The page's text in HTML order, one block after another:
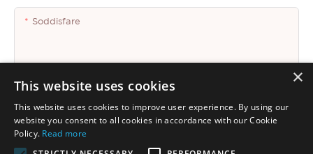
Soddisfare
Invia Domanda Ora
×
This website uses cookies
This website uses cookies to improve user experience. By using our
website you consent to all cookies in accordance with our Cookie
Policy. Read more